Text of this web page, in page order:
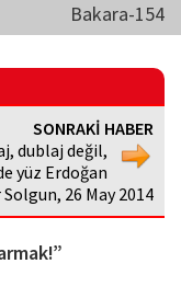
Bakara-154
SONRAKİ HABER
dublaj değil,
yüz Erdoğan
26 May 2014